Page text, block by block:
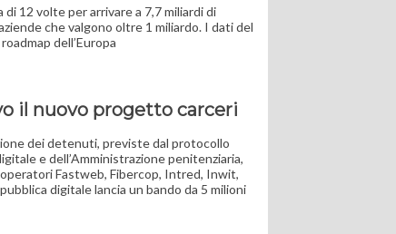
12 volte per arrivare a 7,7 miliardi di
che valgono oltre 1 miliardo. I dati del
dell’Europa
il nuovo progetto carceri
dei detenuti, previste dal protocollo
e dell’Amministrazione penitenziaria,
Fastweb, Fibercop, Intred, Inwit,
digitale lancia un bando da 5 milioni